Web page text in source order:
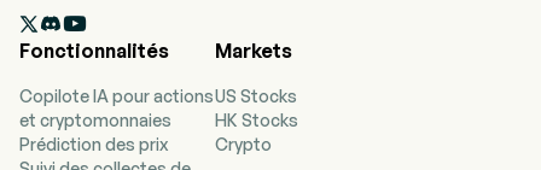

Fonctionnalités
Copilote IA pour actions
et cryptomonnaies
Prédiction des prix
Markets
US Stocks
HK Stocks
Crypto